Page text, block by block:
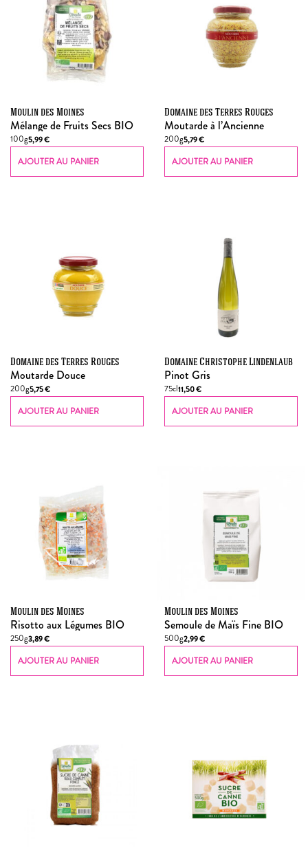
Moulin des Moines
Mélange de Fruits Secs BIO
100g5,99€
AJOUTER AU PANIER
Domaine des Terres Rouges
Moutarde à l’Ancienne
200g5,79€
AJOUTER AU PANIER
Domaine des Terres Rouges
Moutarde Douce
200g5,75€
AJOUTER AU PANIER
Domaine Christophe Lindenlaub
Pinot Gris
75cl11,50€
AJOUTER AU PANIER
Moulin des Moines
Risotto aux Légumes BIO
250g3,89€
AJOUTER AU PANIER
Moulin des Moines
Semoule de Maïs Fine BIO
500g2,99€
AJOUTER AU PANIER